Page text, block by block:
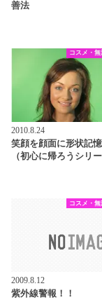
善法
コスメ・
2010.8.24
笑顔を顔面に形状記憶
（初心に帰ろうシリー
コスメ・
2009.8.12
紫外線警報！！